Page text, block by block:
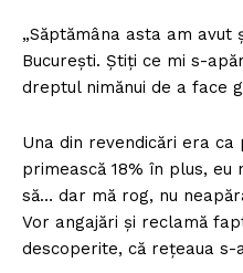
„Săptămâna asta am
Bucureşti. Ştiţi ce mi s-
dreptul nimănui de a face
Una din revendicări era
primească 18% în plus, eu
să… dar mă rog, nu
Vor angajări şi reclamă
descoperite, că reţeaua